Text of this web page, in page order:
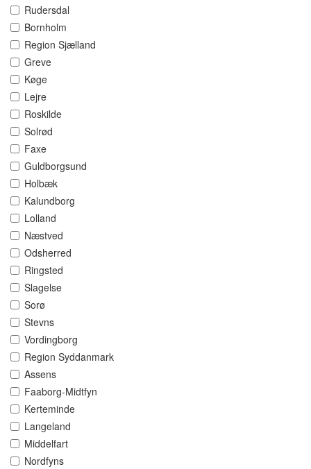
Rudersdal
Bornholm
Region Sjælland
Greve
Køge
Lejre
Roskilde
Solrød
Faxe
Guldborgsund
Holbæk
Kalundborg
Lolland
Næstved
Odsherred
Ringsted
Slagelse
Sorø
Stevns
Vordingborg
Region Syddanmark
Assens
Faaborg-Midtfyn
Kerteminde
Langeland
Middelfart
Nordfyns